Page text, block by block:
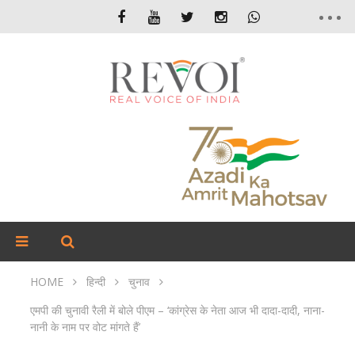
HOME हिन्दी
चुनाव
एमपी की चुनावी रैली में बोले पीएम – ‘कांग्रेस के नेता आज भी दादा-दादी, नाना-
नानी के नाम पर वोट मांगते हैं’